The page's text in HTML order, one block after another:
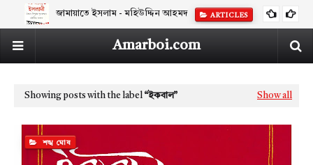
জামায়াতে ইসলাম - মহিউদ্দিন আহমদ ARTICLES
Amarboi.com
Showing posts with the label ইকবাল Show all
শঙ্খ ঘোষ